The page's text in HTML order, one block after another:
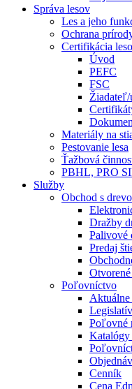
Správa lesov
Les a jeho
Ochrana
Certifikácia
Úvod
PEFC
FSC
Žiadateľ/
Materiály na
Pestovanie lesa
Ťažbová
PBHL, PRO
Služby
Obchod s
Dražby
Palivové
Predaj
Poľovníctvo
Poľovné
Cenník
Cena